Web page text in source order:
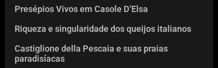
Presépios Vivos em Casole D’Elsa
Riqueza e singularidade dos queijos italianos
Castiglione della Pescaia e suas praias
paradisíacas